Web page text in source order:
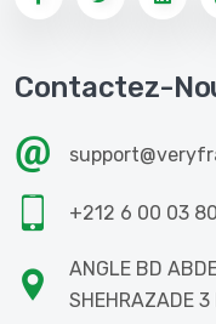
Contactez-
+212 6 00 03
ANGLE BD
SHEHRAZADE